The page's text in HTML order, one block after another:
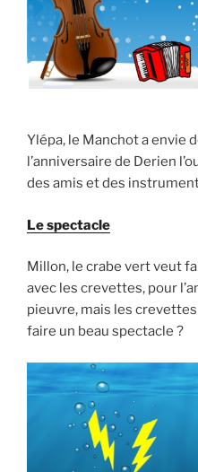
Ylépa, le Manchot a envie
l’anniversaire de Derien
des amis et des
Le spectacle
Millon, le crabe vert veut
avec les crevettes, pour
pieuvre, mais les
faire un beau spectacle ?